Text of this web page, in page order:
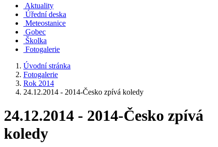
Aktuality
Úřední deska
Meteostanice
Gobec
Školka
Fotogalerie
Úvodní stránka
Fotogalerie
Rok 2014
24.12.2014 - 2014-Česko zpívá koledy
24.12.2014 - 2014-Česko zpívá
koledy